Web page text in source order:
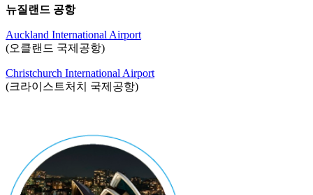
뉴질랜드 공항
Auckland International Airport
(오클랜드 국제공항)
Christchurch International Airport
(크라이스트처치 국제공항)